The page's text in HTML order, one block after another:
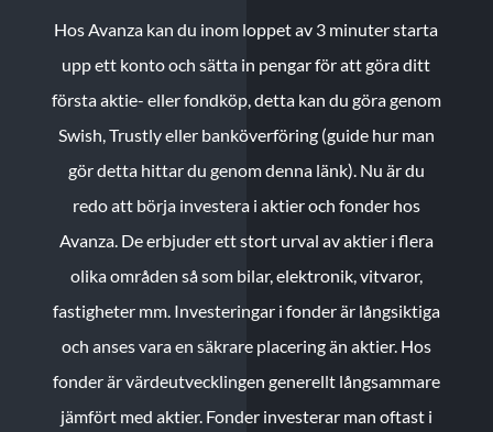
Hos Avanza kan du inom loppet av 3 minuter starta
upp ett konto och sätta in pengar för att göra ditt
första aktie- eller fondköp, detta kan du göra genom
Swish, Trustly eller banköverföring (guide hur man
gör detta hittar du genom denna länk). Nu är du
redo att börja investera i aktier och fonder hos
Avanza. De erbjuder ett stort urval av aktier i flera
olika områden så som bilar, elektronik, vitvaror,
fastigheter mm. Investeringar i fonder är långsiktiga
och anses vara en säkrare placering än aktier. Hos
fonder är värdeutvecklingen generellt långsammare
jämfört med aktier. Fonder investerar man oftast i